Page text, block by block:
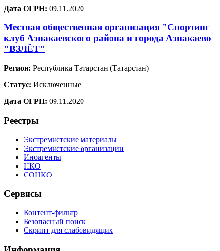
Дата ОГРН: 09.11.2020
Местная общественная организация "Спортинг
клуб Азнакаевского района и города Азнакаево
"ВЗЛЁТ"
Регион: Республика Татарстан (Татарстан)
Статус: Исключенные
Дата ОГРН: 09.11.2020
Реестры
Экстремистские материалы
Экстремистские организации
Иноагенты
НКО
СОНКО
Сервисы
Контент-фильтр
Безопасный поиск
Скрипт для слабовидящих